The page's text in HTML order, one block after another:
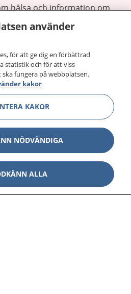
hälsa och information om
du kan kontakta.
journal och göra dina
1177 för
runt.
vill må bättre.
Visa
Visa
Visa
använder
för att ge dig en förbättrad
statistik och för att viss
fungera på webbplatsen.
kakor
KAKOR
NÖDVÄNDIGA
ALLA